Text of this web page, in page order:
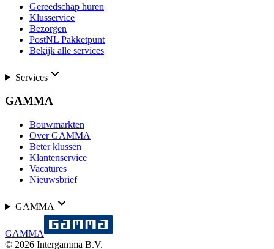
Gereedschap huren
Klusservice
Bezorgen
PostNL Pakketpunt
Bekijk alle services
Services
GAMMA
Bouwmarkten
Over GAMMA
Beter klussen
Klantenservice
Vacatures
Nieuwsbrief
GAMMA
GAMMA
© 2026 Intergamma B.V.